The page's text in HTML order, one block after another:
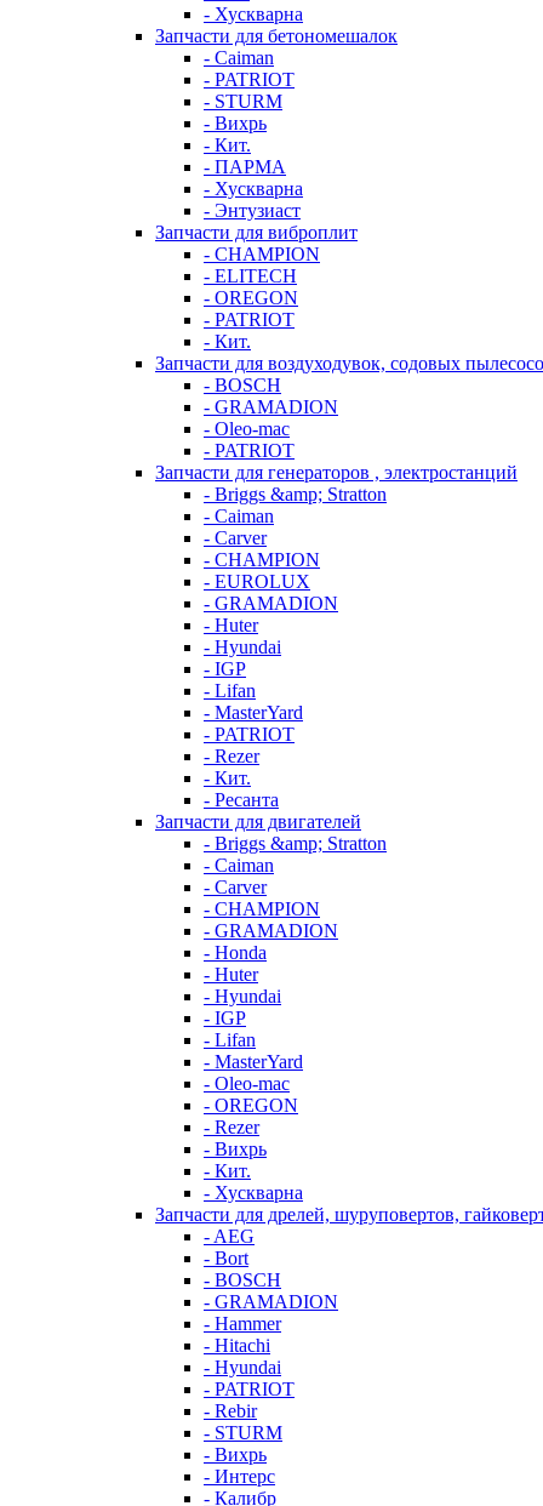
- Хускварна
Запчасти для бетономешалок
- Caiman
- PATRIOT
- STURM
- Вихрь
- Кит.
- ПАРМА
- Хускварна
- Энтузиаст
Запчасти для виброплит
- CHAMPION
- ELITECH
- OREGON
- PATRIOT
- Кит.
Запчасти для воздуходувок, содовых
- BOSCH
- GRAMADION
- Oleo-mac
- PATRIOT
Запчасти для генераторов , электростанций
- Briggs &amp; Stratton
- Caiman
- Carver
- CHAMPION
- EUROLUX
- GRAMADION
- Huter
- Hyundai
- IGP
- Lifan
- MasterYard
- PATRIOT
- Rezer
- Кит.
- Ресанта
Запчасти для двигателей
- Briggs &amp; Stratton
- Caiman
- Carver
- CHAMPION
- GRAMADION
- Honda
- Huter
- Hyundai
- IGP
- Lifan
- MasterYard
- Oleo-mac
- OREGON
- Rezer
- Вихрь
- Кит.
- Хускварна
Запчасти для дрелей, шуруповертов,
- AEG
- Bort
- BOSCH
- GRAMADION
- Hammer
- Hitachi
- Hyundai
- PATRIOT
- Rebir
- STURM
- Вихрь
- Интерс
- Калибр